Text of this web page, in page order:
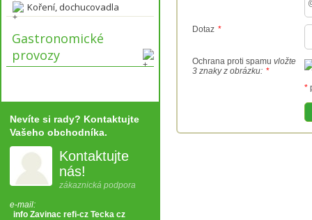
Dotaz *
Ochrana proti spamu vložte
3 znaky z obrázku: *
*
Koření, dochucovadla
Gastronomické
provozy
Nevíte si rady? Kontaktujte
Vašeho obchodníka.
Kontaktujte
nás!
zákaznická podpora
e-mail:
info Zavinac refi-cz Tecka cz